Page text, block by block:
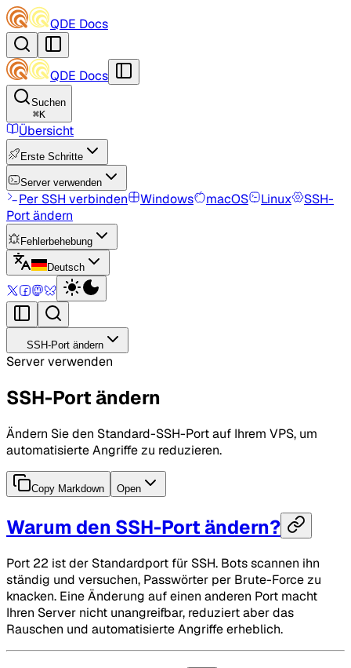
QDE Docs
QDE Docs
Suchen
⌘K
Übersicht
Erste Schritte
Server verwenden
Per SSH verbinden Windows macOS Linux
SSH-
Port ändern
Fehlerbehebung
Deutsch
SSH-Port ändern
Server verwenden
SSH-Port ändern
Ändern Sie den Standard-SSH-Port auf Ihrem VPS, um
automatisierte Angriffe zu reduzieren.
Copy Markdown Open
Warum den SSH-Port ändern?
Port 22 ist der Standardport für SSH. Bots scannen ihn
ständig und versuchen, Passwörter per Brute-Force zu
knacken. Eine Änderung auf einen anderen Port macht
Ihren Server nicht unangreifbar, reduziert aber das
Rauschen und automatisierte Angriffe erheblich.